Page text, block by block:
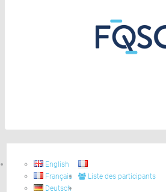
English
Français
Deutsch
Liste des participants